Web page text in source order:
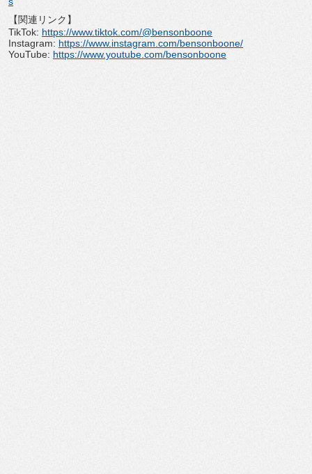
【関連リンク】
TikTok: https://www.tiktok.com/@bensonboone
Instagram: https://www.instagram.com/bensonboone/
YouTube: https://www.youtube.com/bensonboone